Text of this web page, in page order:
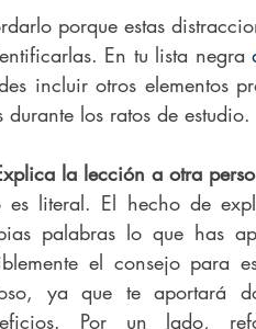
porque estas
En tu lista negra
incluir otros elementos
los ratos de estudio.
la lección a otra
es literal. El hecho de
palabras lo que has
el consejo para
ya que te aportará
Por un lado,